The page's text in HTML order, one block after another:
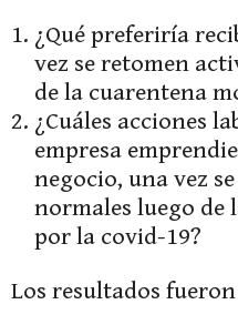
¿Qué preferiría
vez se retomen
de la cuarentena
¿Cuáles acciones
empresa
negocio, una vez
normales luego de
por la covid-19?
Los resultados